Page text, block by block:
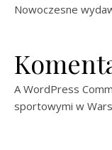
Nowoczesne
A WordPress
sportowymi w